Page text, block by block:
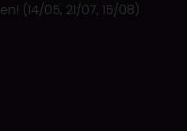
(14/05, 21/07, 15/08)